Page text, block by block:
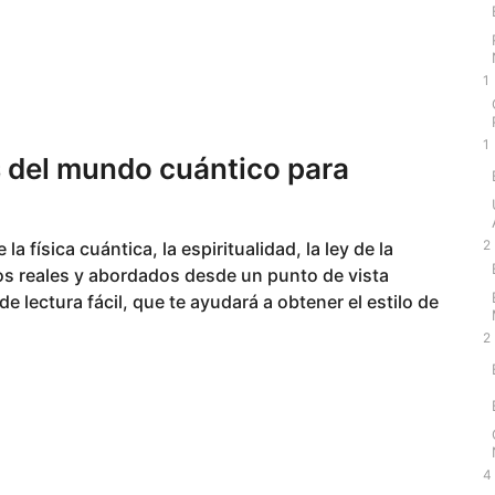
mundo cuántico para
física cuántica, la espiritualidad, la ley de la
reales y abordados desde un punto de vista
lectura fácil, que te ayudará a obtener el estilo de
1
1
2
2
4